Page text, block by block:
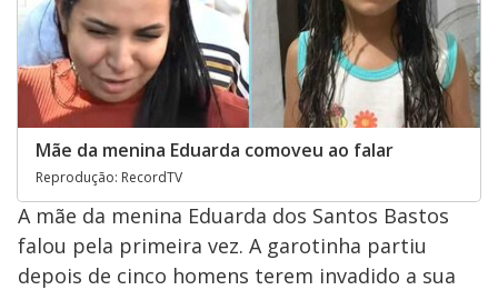
Mãe da menina Eduarda comoveu ao falar
Reprodução: RecordTV
A mãe da menina Eduarda dos Santos Bastos
falou pela primeira vez. A garotinha partiu
depois de cinco homens terem invadido a sua